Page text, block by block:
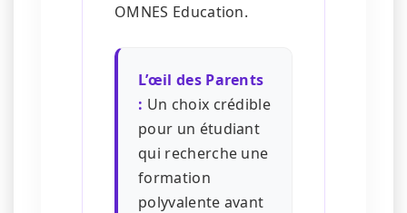
OMNES Education.
L’œil des Parents
: Un choix crédible
pour un étudiant
qui recherche une
formation
polyvalente avant